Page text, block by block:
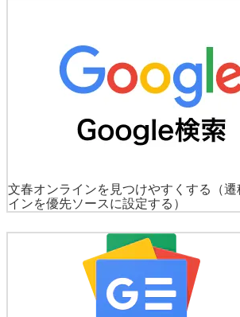
文春オンラインを見つけやすくする
（
インを優先ソースに設定する）